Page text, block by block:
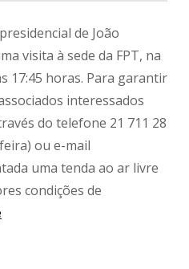
de João
visita à sede da FPT, na
17:45 horas. Para garantir
interessados
do telefone 21 711 28
ou e-mail
uma tenda ao ar livre
condições de